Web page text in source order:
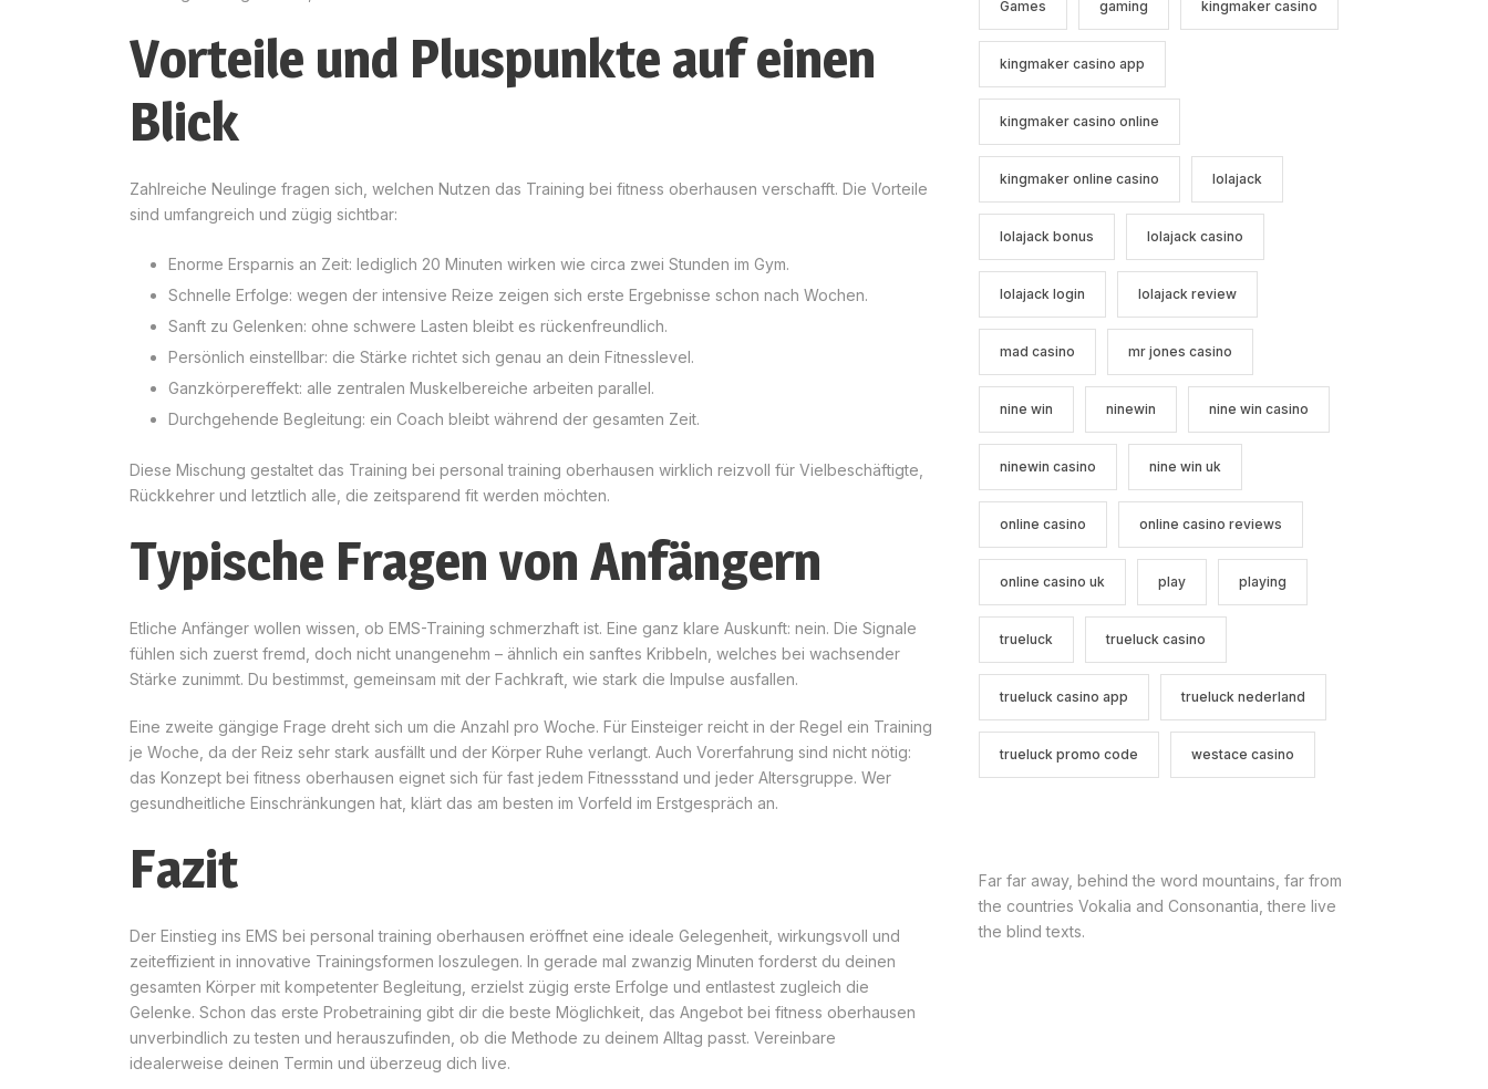
Vorteile und Pluspunkte auf einen
Blick
Zahlreiche Neulinge fragen sich, welchen Nutzen das Training bei fitness oberhausen verschafft. Die Vorteile
sind umfangreich und zügig sichtbar:
Enorme Ersparnis an Zeit: lediglich 20 Minuten wirken wie circa zwei Stunden im Gym.
Schnelle Erfolge: wegen der intensive Reize zeigen sich erste Ergebnisse schon nach Wochen.
Sanft zu Gelenken: ohne schwere Lasten bleibt es rückenfreundlich.
Persönlich einstellbar: die Stärke richtet sich genau an dein Fitnesslevel.
Ganzkörpereffekt: alle zentralen Muskelbereiche arbeiten parallel.
Durchgehende Begleitung: ein Coach bleibt während der gesamten Zeit.
Diese Mischung gestaltet das Training bei personal training oberhausen wirklich reizvoll für Vielbeschäftigte,
Rückkehrer und letztlich alle, die zeitsparend fit werden möchten.
Typische Fragen von Anfängern
Etliche Anfänger wollen wissen, ob EMS-Training schmerzhaft ist. Eine ganz klare Auskunft: nein. Die Signale
fühlen sich zuerst fremd, doch nicht unangenehm – ähnlich ein sanftes Kribbeln, welches bei wachsender
Stärke zunimmt. Du bestimmst, gemeinsam mit der Fachkraft, wie stark die Impulse ausfallen.
Eine zweite gängige Frage dreht sich um die Anzahl pro Woche. Für Einsteiger reicht in der Regel ein Training
je Woche, da der Reiz sehr stark ausfällt und der Körper Ruhe verlangt. Auch Vorerfahrung sind nicht nötig:
das Konzept bei fitness oberhausen eignet sich für fast jedem Fitnessstand und jeder Altersgruppe. Wer
gesundheitliche Einschränkungen hat, klärt das am besten im Vorfeld im Erstgespräch an.
Fazit
Der Einstieg ins EMS bei personal training oberhausen eröffnet eine ideale Gelegenheit, wirkungsvoll und
zeiteffizient in innovative Trainingsformen loszulegen. In gerade mal zwanzig Minuten forderst du deinen
gesamten Körper mit kompetenter Begleitung, erzielst zügig erste Erfolge und entlastest zugleich die
Gelenke. Schon das erste Probetraining gibt dir die beste Möglichkeit, das Angebot bei fitness oberhausen
unverbindlich zu testen und herauszufinden, ob die Methode zu deinem Alltag passt. Vereinbare
idealerweise deinen Termin und überzeug dich live.
Games gaming kingmaker casino
kingmaker casino app
kingmaker casino online
kingmaker online casino lolajack
lolajack bonus lolajack casino
lolajack login lolajack review
mad casino mr jones casino
nine win ninewin nine win casino
ninewin casino nine win uk
online casino online casino reviews
online casino uk play playing
trueluck trueluck casino
trueluck casino app trueluck nederland
trueluck promo code westace casino
Far far away, behind the word mountains, far from
the countries Vokalia and Consonantia, there live
the blind texts.